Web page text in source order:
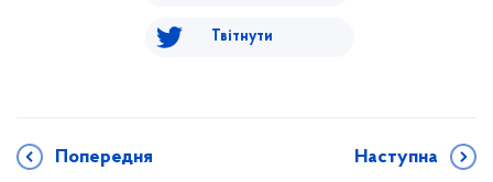
Твітнути
Попередня Наступна